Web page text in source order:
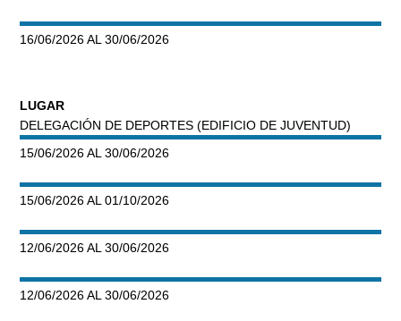
16/06/2026 AL 30/06/2026
LUGAR
DELEGACIÓN DE DEPORTES (EDIFICIO DE JUVENTUD)
15/06/2026 AL 30/06/2026
15/06/2026 AL 01/10/2026
12/06/2026 AL 30/06/2026
12/06/2026 AL 30/06/2026